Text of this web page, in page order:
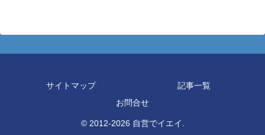
サイトマップ
記事一覧
お問合せ
© 2012-2026 自営でイエイ.